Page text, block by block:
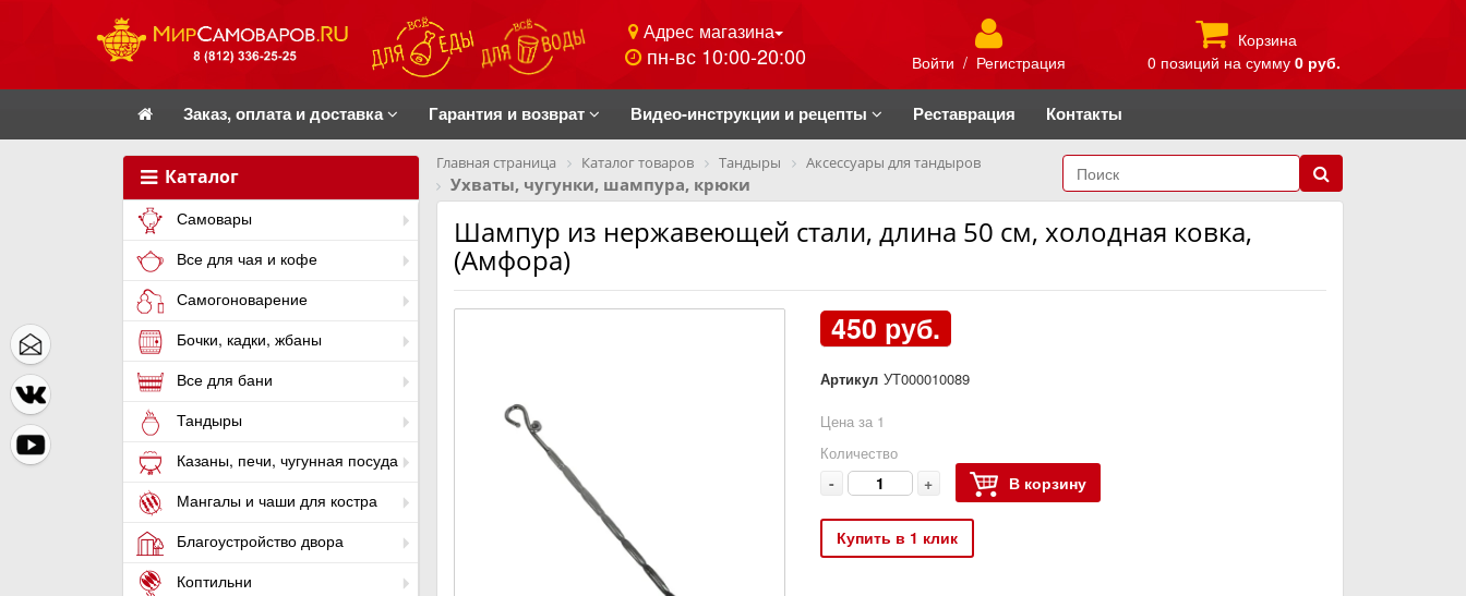
Адрес магазина
пн-вс 10:00-20:00 Войти / Регистрация
Корзина
0 позиций на сумму 0 руб.
Заказ, оплата и доставка Гарантия и возврат Видео-инструкции и рецепты Реставрация Контакты
Каталог
Самовары
Все для чая и кофе
Самогоноварение
Бочки, кадки, жбаны
Все для бани
Тандыры
Казаны, печи, чугунная посуда
Мангалы и чаши для костра
Благоустройство двора
Коптильни
Главная страница Каталог товаров Тандыры Аксессуары для тандыров
Ухваты, чугунки, шампура, крюки
Шампур из нержавеющей стали, длина 50 см, холодная ковка,
(Амфора)
450 руб.
Артикул УТ000010089
Цена за 1
Количество
- + В корзину
Купить в 1 клик